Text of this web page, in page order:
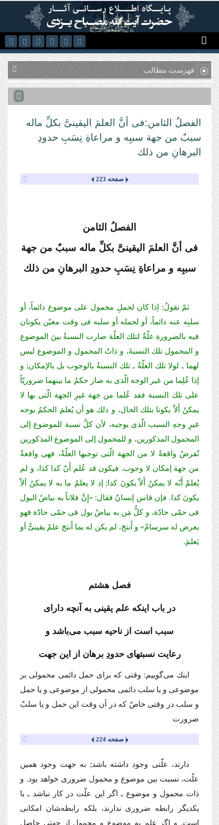
رفتن به محتوای اصلی
فهرست مطالب
الفصلُ الثامن:فی أنَّ العلمَ الیقینیَّ بكلِّ ماله
سببٌ من جهة سببِه و مراعاةِ نِسَبِ حدودِ
البرهانِ من ذلك
﴿ صفحه 223 ﴾
الفصلُ الثامن
فی أنَّ العلمَ الیقینیَّ بكلِّ ماله سببٌ من جهة
سببِه و مراعاةِ نِسَبِ حدودِ البرهانِ من ذلك
ثمّ نقولُ: اِذا كان لحملِ محمول علی موضوع دائماً، أو
سلبِه عنه دائماً، أو لحمله أو سلبه فی وقت معیّن یكونان
فیه بالضرورة علّةٌ لتلك العلّة صارت النسبةُ بینَ الموضوع
و المحمول تلك النسبةَ، و ذاتُ المحمول و الموضوع لیس
لهما ـ لولا تلك العلّةُ ـ تلك النسبةُ بالوجوب بل بالإمكان; و
إذا عُلِما من غیر الوجه الّذی به صار حكمُ ما بینهما ضروریّاً
علی تلك النسبة فقد عُلما من جهة غیرِ الجهة الّتی بها لا
یمكنُ أَلاّ یكونا بتلك الحال، و ذلك هو أن یُعلمَ الحكمُ بوجه
غیرِ وجهِ السبب الّذی یوجبه، لأن كلَّ نسبة للموضوع إلی
المحمول المذكورین، و للمحمول إلی الموضوع المذكورین
تُفرضُ واقعةً لا من الجهة الّتی توجبها العلّةُ، فهی واقعةٌ
من جهة إمكان لا وجوب. فیكون قد عُلم أَنّ كذا كذا، و لم
یُعلمْ أَنّه لا یمكنُ أَلاّ یكونَ كذا; إذ لا یعلمُ ما به لا یمكنُ ألاّ
یكونَ كذا. فإن قاس إنسانٌ فقال: «إِنَّ فلاناً به بیاضُ البول
فی حمّی حادّة، و كلُّ مَن به بیاضُ بول فی حمّی حادّة فهو
یعرض له سرسامٌ» و أَنتجَ، لم یكن له بما أَنتجَ علمٌ یقینیٌّ أو
یَعلمَ.
فصل هشتم
در باب اینكه علم یقینی به آنچه دارای
سبب است از ناحیه سبب می‌باشد و
رعایت نسبتهای حدودِ برهان از این جهت
اینك می‌گوییم: وقتی كه برای حمل دائمی محمولی بر
موضوعی و یا سلب دائمی محمولی از موضوعی و یا حمل
و سلب در وقتی خاصّ كه در آن وقت این حمل و یا سلبْ
ضرورت
﴿ صفحه 224 ﴾
دارند، علّتی وجود داشته باشد; به جهت وجود همین
علّت، نسبت بین موضوع و محمول ضروری خواهد بود. و
ذات محمول و موضوع ـ اگر این علّت در كار نباشد ـ با
یكدیگر رابطه ضروری ندارند، بلكه رابطه‌شان امكانی
است. و اگر علم به موضوع و محمول از جهتی حاصل